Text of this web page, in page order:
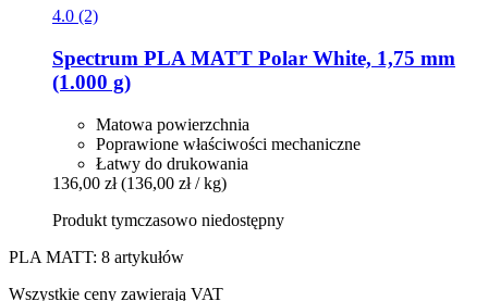
4.0 (2)
Spectrum PLA MATT Polar White, 1,75 mm
(1.000 g)
Matowa powierzchnia
Poprawione właściwości mechaniczne
Łatwy do drukowania
136,00 zł (136,00 zł / kg)
Produkt tymczasowo niedostępny
PLA MATT: 8 artykułów
Wszystkie ceny zawierają VAT